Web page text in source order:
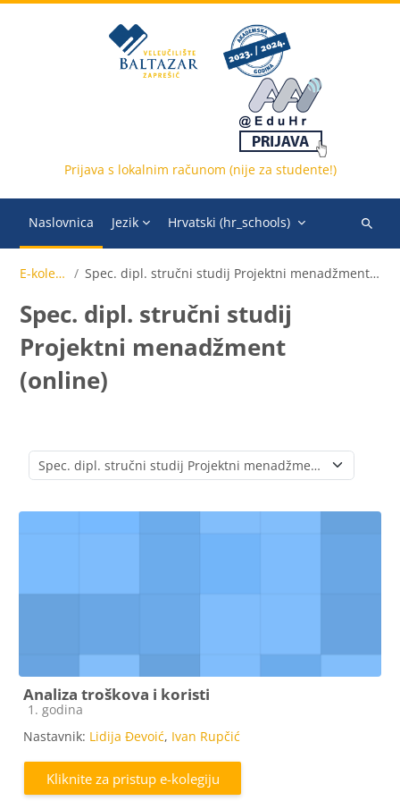
Prijava s lokalnim računom (nije za studente!)
Naslovnica Jezik Hrvatski ‎(hr_schools)‎
Pretraži
kolegije
E-kolegiji Spec. dipl. stručni studij Projektni menadžment (online)
Spec. dipl. stručni studij
Projektni menadžment
(online)
Popis e-kolegija
Analiza troškova i koristi
Kategorija e-kolegija
1. godina
Nastavnik: Lidija Đevoić, Ivan Rupčić
Kliknite za pristup e-kolegiju